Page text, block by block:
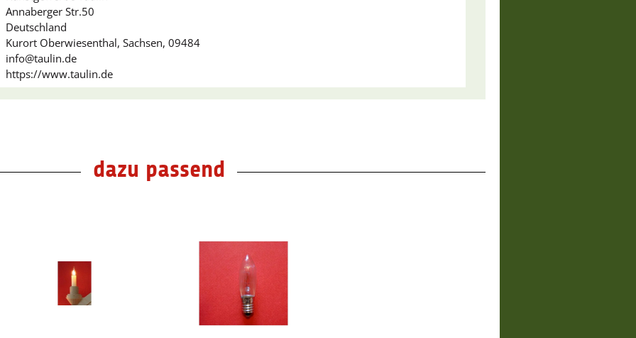
Annaberger Str.50
Deutschland
Kurort Oberwiesenthal, Sachsen, 09484
info@taulin.de
https://www.taulin.de
dazu passend